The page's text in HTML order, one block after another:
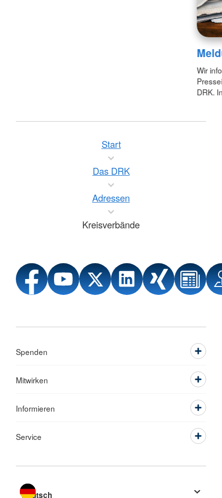
Wir
DRK.
Start
Das DRK
Adressen
Kreisverbände
Spenden
Mitwirken
Informieren
Service
Sprache wechseln zu